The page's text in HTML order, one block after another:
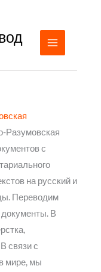
Разумовская
с
на русский и
Переводим
В
связи с
мире, мы